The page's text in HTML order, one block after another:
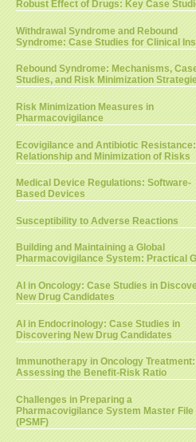
Robust Effect of Drugs: Key Case
Withdrawal Syndrome and Rebound
Syndrome: Case Studies for Clinical
Rebound Syndrome: Mechanisms,
Studies, and Risk Minimization
Risk Minimization Measures in
Pharmacovigilance
Ecovigilance and Antibiotic Resistance:
Relationship and Minimization of Risks
Medical Device Regulations: Software-
Based Devices
Susceptibility to Adverse Reactions
Building and Maintaining a Global
Pharmacovigilance System: Practical
AI in Oncology: Case Studies in
New Drug Candidates
AI in Endocrinology: Case Studies in
Discovering New Drug Candidates
Immunotherapy in Oncology Treatment:
Assessing the Benefit-Risk Ratio
Challenges in Preparing a
Pharmacovigilance System Master File
(PSMF)